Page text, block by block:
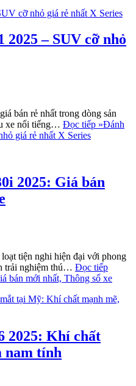
– SUV cỡ nhỏ
bán rẻ nhất trong dòng sản
xe nổi tiếng… Đọc tiếp »Đánh
giá rẻ nhất X Series
2025: Giá bán
tiện nghi hiện đại với phong
trải nghiệm thú… Đọc tiếp
bán mới nhất, Thông số xe
2025: Khí chất
nam tính